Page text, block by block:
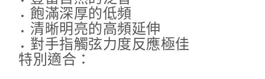
飽滿深厚的低頻
清晰明亮的高頻延伸
對手指觸弦力度反應極佳
特別適合：